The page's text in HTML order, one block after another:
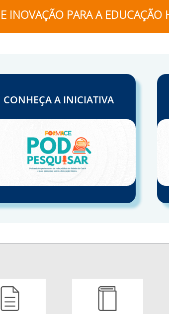
INOVAÇÃO PARA A EDUCAÇÃO
CONHEÇA A INICIATIVA